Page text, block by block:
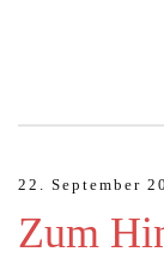
Englische
22. September
Zum